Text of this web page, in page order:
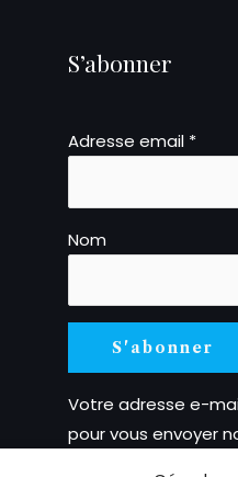
S’abonner
Adresse email *
Nom
Votre adresse e-
pour vous envoyer